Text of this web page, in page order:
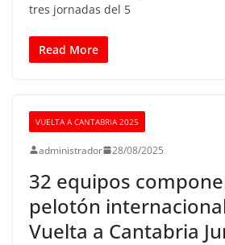
tres jornadas del 5
Read More
VUELTA A CANTABRIA 2025
administrador 28/08/2025
32 equipos
pelotón
Vuelta a Cantabria